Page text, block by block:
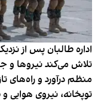
اداره طالبان پس از
تلاش می‌کند نیروها و
منظم درآورد و راه‌های
توپخانه، نیروی